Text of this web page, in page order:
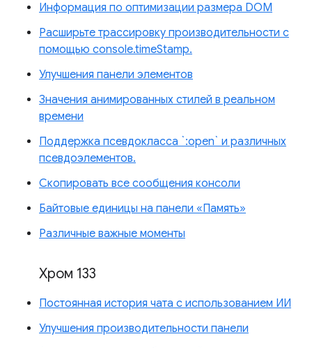
Информация по оптимизации размера DOM
Расширьте трассировку производительности с
помощью console.timeStamp.
Улучшения панели элементов
Значения анимированных стилей в реальном
времени
Поддержка псевдокласса `:open` и различных
псевдоэлементов.
Скопировать все сообщения консоли
Байтовые единицы на панели «Память»
Различные важные моменты
Хром 133
Постоянная история чата с использованием ИИ
Улучшения производительности панели